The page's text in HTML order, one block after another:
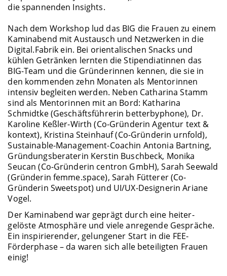
die spannenden Insights.
Nach dem Workshop lud das BIG die Frauen zu einem
Kaminabend mit Austausch und Netzwerken in die
Digital.Fabrik ein. Bei orientalischen Snacks und
kühlen Getränken lernten die Stipendiatinnen das
BIG-Team und die Gründerinnen kennen, die sie in
den kommenden zehn Monaten als Mentorinnen
intensiv begleiten werden. Neben Catharina Stamm
sind als Mentorinnen mit an Bord: Katharina
Schmidtke (Geschäftsführerin betterbyphone), Dr.
Karoline Keßler-Wirth (Co-Gründerin Agentur text &
kontext), Kristina Steinhauf (Co-Gründerin urnfold),
Sustainable-Management-Coachin Antonia Bartning,
Gründungsberaterin Kerstin Buschbeck, Monika
Seucan (Co-Gründerin centron GmbH), Sarah Seewald
(Gründerin femme.space), Sarah Fütterer (Co-
Gründerin Sweetspot) und UI/UX-Designerin Ariane
Vogel.
Der Kaminabend war geprägt durch eine heiter-
gelöste Atmosphäre und viele anregende Gespräche.
Ein inspirierender, gelungener Start in die FEE-
Förderphase – da waren sich alle beteiligten Frauen
einig!